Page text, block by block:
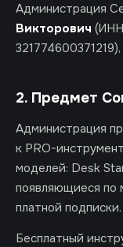
Администрация
Викторович
2. Предмет
Администрация
к PRO-
моделей: Desk
появляющиеся по
платной подписки.
Бесплатный